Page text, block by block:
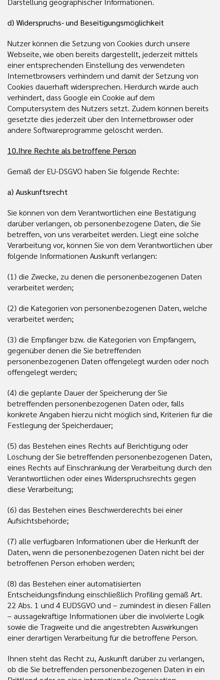
d) Widerspruchs- und Beseitigungsmöglichkeit
Nutzer können die Setzung von Cookies durch unsere
Webseite, wie oben bereits dargestellt, jederzeit mittels
einer entsprechenden Einstellung des verwendeten
Internetbrowsers verhindern und damit der Setzung von
Cookies dauerhaft widersprechen. Hierdurch würde auch
verhindert, dass Google ein Cookie auf dem
Computersystem des Nutzers setzt. Zudem können bereits
gesetzte dies jederzeit über den Internetbrowser oder
andere Softwareprogramme gelöscht werden.
10.Ihre Rechte als betroffene Person
Gemäß der EU-DSGVO haben Sie folgende Rechte:
a) Auskunftsrecht
Sie können von dem Verantwortlichen eine Bestätigung
darüber verlangen, ob personenbezogene Daten, die Sie
betreffen, von uns verarbeitet werden. Liegt eine solche
Verarbeitung vor, können Sie von dem Verantwortlichen über
folgende Informationen Auskunft verlangen:
(1) die Zwecke, zu denen die personenbezogenen Daten
verarbeitet werden;
(2) die Kategorien von personenbezogenen Daten, welche
verarbeitet werden;
(3) die Empfänger bzw. die Kategorien von Empfängern,
gegenüber denen die Sie betreffenden
personenbezogenen Daten offengelegt wurden oder noch
offengelegt werden;
(4) die geplante Dauer der Speicherung der Sie
betreffenden personenbezogenen Daten oder, falls
konkrete Angaben hierzu nicht möglich sind, Kriterien für die
Festlegung der Speicherdauer;
(5) das Bestehen eines Rechts auf Berichtigung oder
Löschung der Sie betreffenden personenbezogenen Daten,
eines Rechts auf Einschränkung der Verarbeitung durch den
Verantwortlichen oder eines Widerspruchsrechts gegen
diese Verarbeitung;
(6) das Bestehen eines Beschwerderechts bei einer
Aufsichtsbehörde;
(7) alle verfügbaren Informationen über die Herkunft der
Daten, wenn die personenbezogenen Daten nicht bei der
betroffenen Person erhoben werden;
(8) das Bestehen einer automatisierten
Entscheidungsfindung einschließlich Profiling gemäß Art.
22 Abs. 1 und 4 EUDSGVO und – zumindest in diesen Fällen
– aussagekräftige Informationen über die involvierte Logik
sowie die Tragweite und die angestrebten Auswirkungen
einer derartigen Verarbeitung für die betroffene Person.
Ihnen steht das Recht zu, Auskunft darüber zu verlangen,
ob die Sie betreffenden personenbezogenen Daten in ein